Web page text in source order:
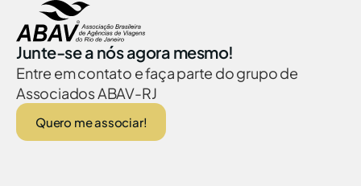
Junte-se a nós agora mesmo!
Entre em contato e faça parte do grupo de
Associados ABAV-RJ
Quero me associar!